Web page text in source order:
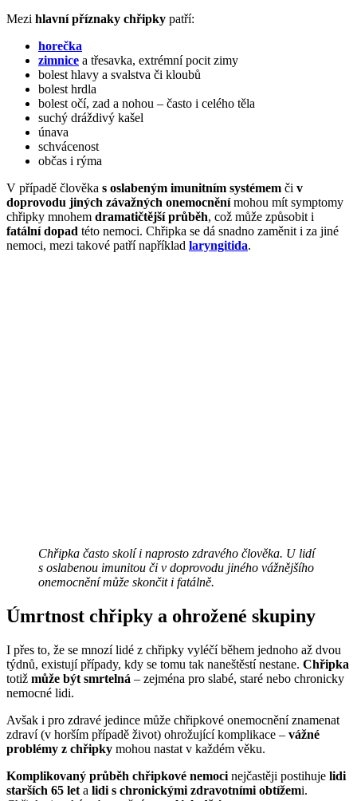
Mezi hlavní příznaky chřipky patří:
horečka
zimnice a třesavka, extrémní pocit zimy
bolest hlavy a svalstva či kloubů
bolest hrdla
bolest očí, zad a nohou – často i celého těla
suchý dráždivý kašel
únava
schvácenost
občas i rýma
V případě člověka s oslabeným imunitním systémem či v
doprovodu jiných závažných onemocněnímohou mít symptomy
chřipky mnohem dramatičtější průběh, což může způsobit i
fatální dopad této nemoci. Chřipka se dá snadno zaměnit i za jiné
nemoci, mezi takové patří například laryngitida.
Chřipka často skolí i naprosto zdravého člověka. U lidí
s oslabenou imunitou či v doprovodu jiného vážnějšího
onemocnění může skončit i fatálně.
Úmrtnost chřipky a ohrožené skupiny
I přes to, že se mnozí lidé z chřipky vyléčí během jednoho až dvou
týdnů, existují případy, kdy se tomu tak naneštěstí nestane. Chřipka
totiž může být smrtelná – zejména pro slabé, staré nebo chronicky
nemocné lidi.
Avšak i pro zdravé jedince může chřipkové onemocnění znamenat
zdraví (v horším případě život) ohrožující komplikace – vážné
problémy z chřipky mohou nastat v každém věku.
Komplikovaný průběh chřipkové nemoci nejčastěji postihuje lidi
starších 65 let a lidi s chronickými zdravotními obtížemi.